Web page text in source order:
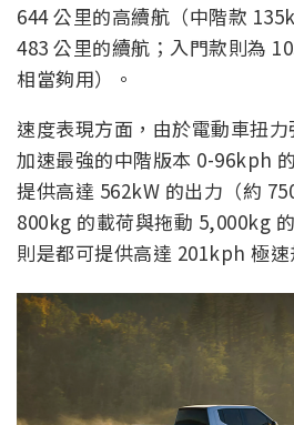
644 公里的高續航（中階款
483 公里的續航；入門款則為
相當夠用）。
速度表現方面，由於電動車扭力
加速最強的中階版本 0-96kph
提供高達 562kW 的出力（約
800kg 的載荷與拖動 5,000kg
則是都可提供高達 201kph 極速